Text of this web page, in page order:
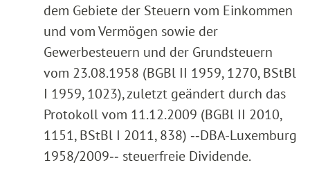
dem Gebiete der Steuern vom Einkommen
und vom Vermögen sowie der
Gewerbesteuern und der Grundsteuern
vom 23.08.1958 (BGBl II 1959, 1270, BStBl
I 1959, 1023), zuletzt geändert durch das
Protokoll vom 11.12.2009 (BGBl II 2010,
1151, BStBl I 2011, 838) ‑‑DBA-Luxemburg
1958/2009‑‑ steuerfreie Dividende.